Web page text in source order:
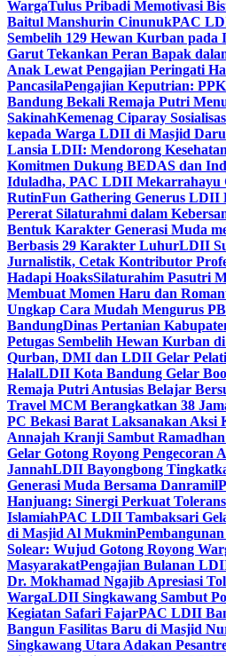
WargaTulus Pribadi Memotivasi
Baitul Manshurin CinunukPAC
Sembelih 129 Hewan Kurban pada
Garut Tekankan Peran Bapak
Anak Lewat Pengajian Peringati
PancasilaPengajian Keputrian:
Bandung Bekali Remaja Putri
SakinahKemenag Ciparay
kepada Warga LDII di Masjid
Lansia LDII: Mendorong
Komitmen Dukung BEDAS dan
Iduladha, PAC LDII Mekarrahayu
RutinFun Gathering Generus LDII
Pererat Silaturahmi dalam
Bentuk Karakter Generasi Muda
Berbasis 29 Karakter LuhurLDII
Jurnalistik, Cetak Kontributor
Hadapi HoaksSilaturahim Pasutri
Membuat Momen Haru dan
Ungkap Cara Mudah Mengurus
BandungDinas Pertanian
Petugas Sembelih Hewan Kurban
Qurban, DMI dan LDII Gelar
HalalLDII Kota Bandung Gelar
Remaja Putri Antusias Belajar
Travel MCM Berangkatkan 38
PC Bekasi Barat Laksanakan Aksi
Annajah Kranji Sambut Ramadhan
Gelar Gotong Royong Pengecoran
JannahLDII Bayongbong
Generasi Muda Bersama Danramil
Hanjuang: Sinergi Perkuat
IslamiahPAC LDII Tambaksari
di Masjid Al Mukmin
Solear: Wujud Gotong Royong
MasyarakatPengajian Bulanan
Dr. Mokhamad Ngajib Apresiasi
WargaLDII Singkawang Sambut
Kegiatan Safari FajarPAC LDII
Bangun Fasilitas Baru di Masjid
Singkawang Utara Adakan